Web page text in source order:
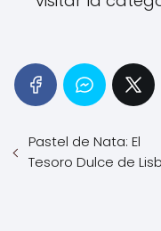
Pastel de Nata: El
Tesoro Dulce de